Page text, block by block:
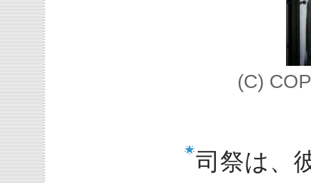
(C)
司祭は、